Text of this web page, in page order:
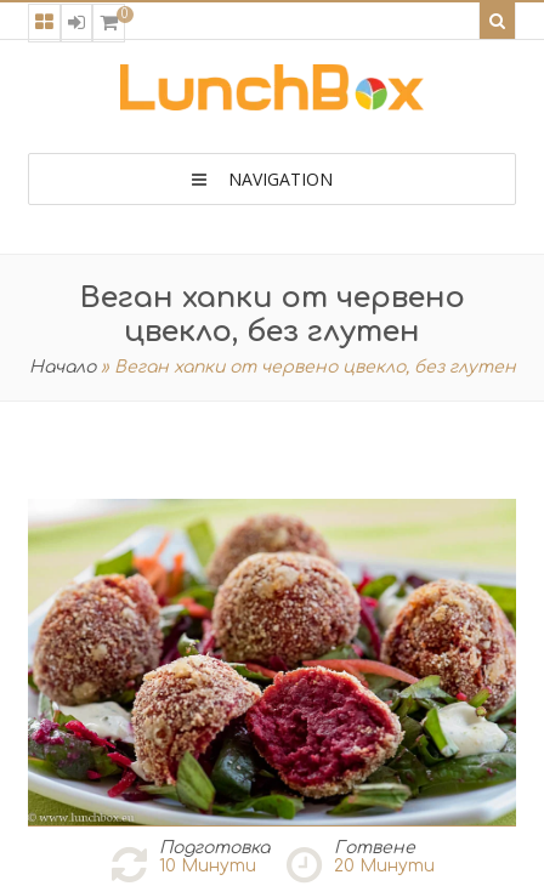
0
NAVIGATION
Веган хапки от червено
цвекло, без глутен
Начало » Веган хапки от червено цвекло, без глутен
Подготовка
10 Минути
Готвене
20 Минути